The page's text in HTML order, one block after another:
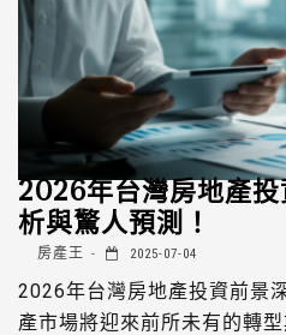
2026年台灣房地產
析與驚人預測！
房產王 2025-07-04
2026年台灣房地產投資前景
產市場將迎來前所未有的轉型